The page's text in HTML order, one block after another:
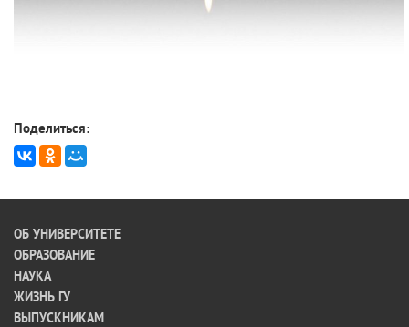
Поделиться:
ОБ УНИВЕРСИТЕТЕ
ОБРАЗОВАНИЕ
НАУКА
ЖИЗНЬ ГУ
ВЫПУСКНИКАМ